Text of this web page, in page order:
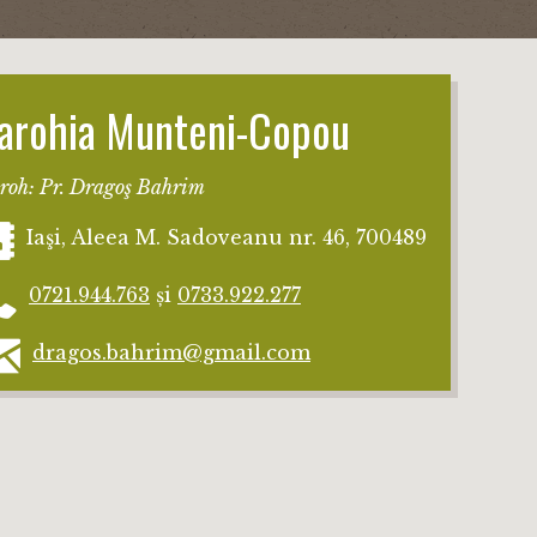
Munteni-Copou
Pr. Dragoş Bahrim
Iaşi, Aleea M. Sadoveanu nr. 46, 700489
0721.944.763 și 0733.922.277
dragos.bahrim@gmail.com